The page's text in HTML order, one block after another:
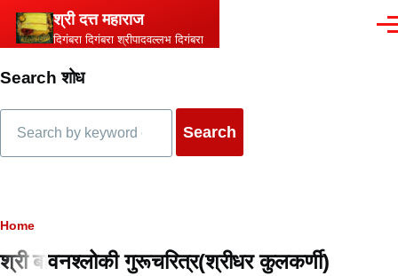
Skip to main content
श्री दत्त महाराज
दिगंबरा दिगंबरा श्रीपादवल्लभ दिगंबरा
Search शोध
Breadcrumb
Home
श्री बावनश्लोकी गुरूचरित्र(श्रीधर कुलकर्णी)